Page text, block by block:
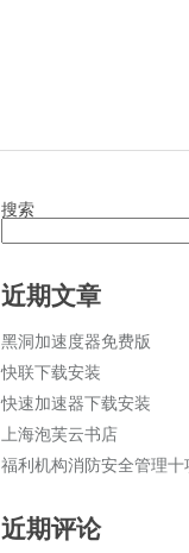
搜索
近期文章
黑洞加速度器免费版
快联下载安装
快速加速器下载安装
上海泡芙云书店
福利机构消防安全管理十
近期评论